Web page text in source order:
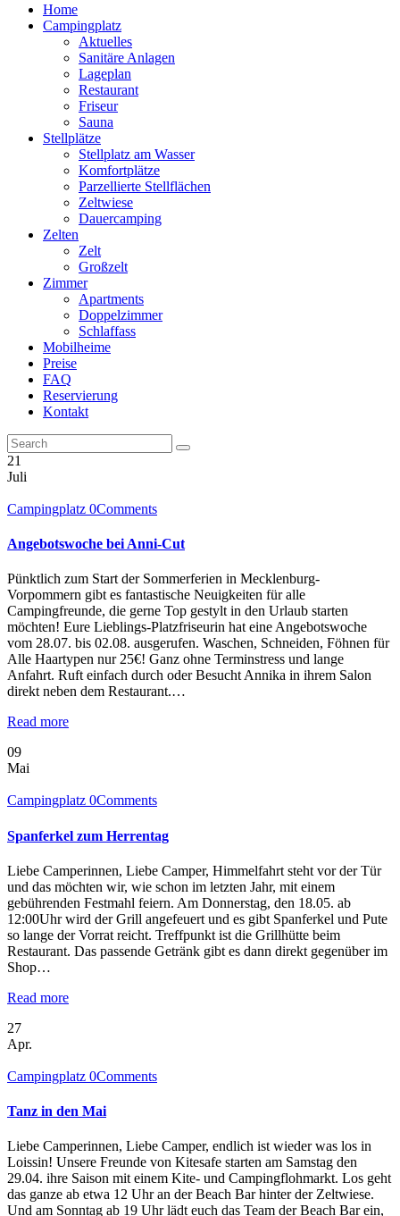
Home
Campingplatz
Aktuelles
Sanitäre Anlagen
Lageplan
Restaurant
Friseur
Sauna
Stellplätze
Stellplatz am Wasser
Komfortplätze
Parzellierte Stellflächen
Zeltwiese
Dauercamping
Zelten
Zelt
Großzelt
Zimmer
Apartments
Doppelzimmer
Schlaffass
Mobilheime
Preise
FAQ
Reservierung
Kontakt
21
Juli
Campingplatz 0Comments
Angebotswoche bei Anni-Cut
Pünktlich zum Start der Sommerferien in Mecklenburg-
Vorpommern gibt es fantastische Neuigkeiten für alle
Campingfreunde, die gerne Top gestylt in den Urlaub starten
möchten! Eure Lieblings-Platzfriseurin hat eine Angebotswoche
vom 28.07. bis 02.08. ausgerufen. Waschen, Schneiden, Föhnen für
Alle Haartypen nur 25€! Ganz ohne Terminstress und lange
Anfahrt. Ruft einfach durch oder Besucht Annika in ihrem Salon
direkt neben dem Restaurant.…
Read more
09
Mai
Campingplatz 0Comments
Spanferkel zum Herrentag
Liebe Camperinnen, Liebe Camper, Himmelfahrt steht vor der Tür
und das möchten wir, wie schon im letzten Jahr, mit einem
gebührenden Festmahl feiern. Am Donnerstag, den 18.05. ab
12:00Uhr wird der Grill angefeuert und es gibt Spanferkel und Pute
so lange der Vorrat reicht. Treffpunkt ist die Grillhütte beim
Restaurant. Das passende Getränk gibt es dann direkt gegenüber im
Shop…
Read more
27
Apr.
Campingplatz 0Comments
Tanz in den Mai
Liebe Camperinnen, Liebe Camper, endlich ist wieder was los in
Loissin! Unsere Freunde von Kitesafe starten am Samstag den
29.04. ihre Saison mit einem Kite- und Campingflohmarkt. Los geht
das ganze ab etwa 12 Uhr an der Beach Bar hinter der Zeltwiese.
Und am Sonntag ab 19 Uhr lädt euch das Team der Beach Bar ein,